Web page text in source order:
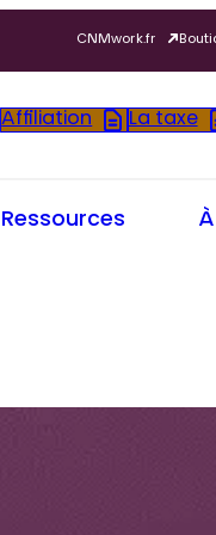
CNMwork.fr
Affiliation La taxe
Ressources